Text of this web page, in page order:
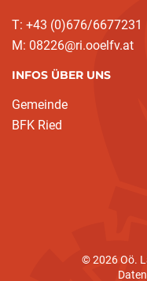
T: +43 (0)676/6677231
M: 08226@ri.ooelfv.at
INFOS ÜBER UNS
Gemeinde
BFK Ried
© 2026 Oö.